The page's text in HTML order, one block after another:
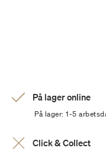
På lager online
På lager: 1-5
Click & Collect